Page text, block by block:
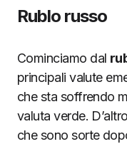
Rublo russo
Cominciamo dal
principali valute
che sta soffrendo
valuta verde.
che sono sorte